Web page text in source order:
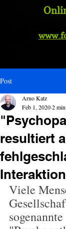
www.
Post
resultiert
Arno Katz
Feb 1, 20202
Viele
sogenannte